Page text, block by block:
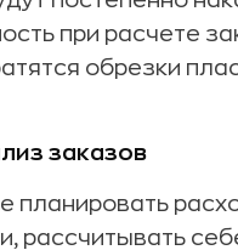
при расчете
обрезки
заказов
планировать
рассчитывать